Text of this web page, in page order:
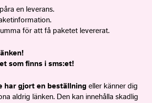
en leverans.
för att få paketet levererat.
som finns i sms:et!
har gjort en beställning eller känner dig
aldrig länken. Den kan innehålla skadlig